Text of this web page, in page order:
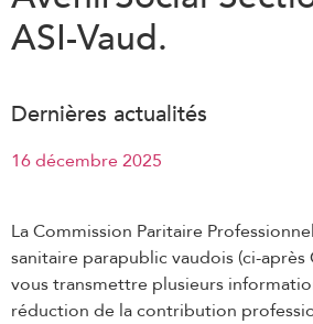
ASI-Vaud.
Dernières actualités
16 décembre 2025
La Commission Paritaire
sanitaire parapublic vaudois (ci-après
vous transmettre plusieurs
réduction de la contribution